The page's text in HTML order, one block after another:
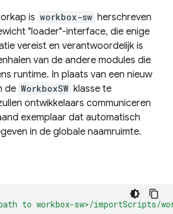
is workbox-sw herschreven
"loader"-interface, die enige
vereist en verantwoordelijk is
van de andere modules die
runtime. In plaats van een nieuw
de WorkboxSW klasse te
ontwikkelaars communiceren
exemplaar dat automatisch
in de globale naamruimte.
to workbox-sw>/importScripts/